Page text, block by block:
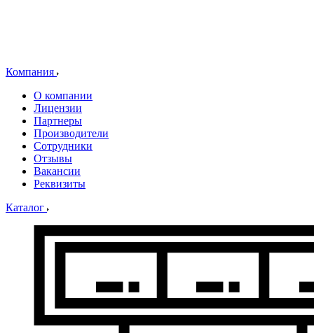
Компания
О компании
Лицензии
Партнеры
Производители
Сотрудники
Отзывы
Вакансии
Реквизиты
Каталог